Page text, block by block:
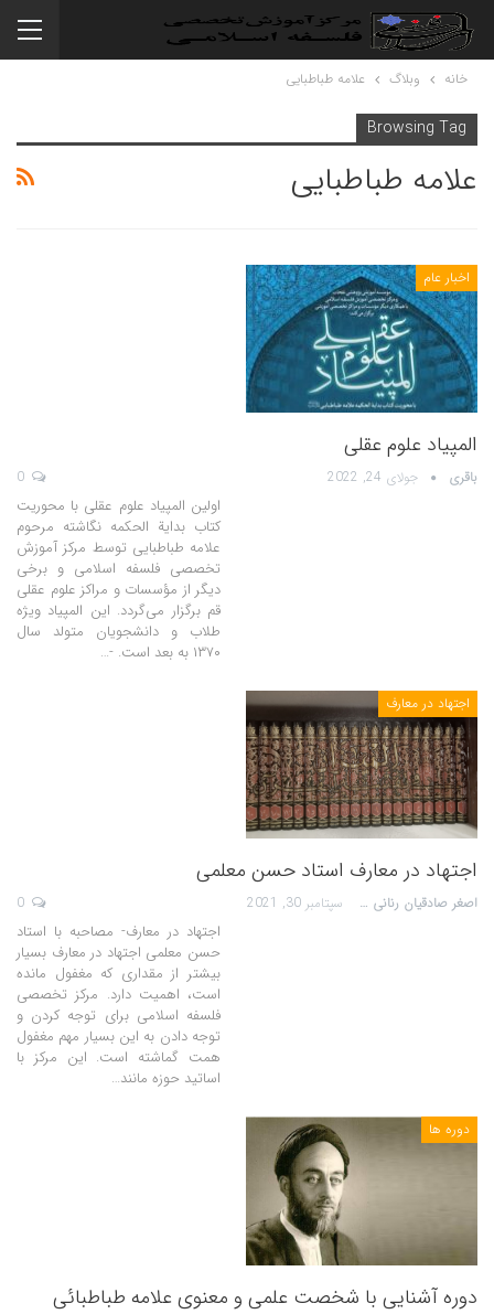
خانه وبلاگ علامه طباطبایی
Browsing Tag
علامه طباطبایی
اخبار عام
المپیاد علوم عقلی
باقری جولای 24, 2022
اولین المپیاد علوم عقلی با محوریت
کتاب بدایة الحکمه نگاشته مرحوم
علامه طباطبایی توسط مرکز آموزش
تخصصی فلسفه اسلامی و برخی
دیگر از مؤسسات و مراکز علوم عقلی
قم برگزار می‌گردد. این المپیاد ویژه
طلاب و دانشجویان متولد سال
۱۳۷۰ به بعد است. -…
اجتهاد در معارف
اجتهاد در معارف استاد حسن معلمی
اصغر صادقیان رنانی سپتامبر 30, 2021
اجتهاد در معارف- مصاحبه با استاد
حسن معلمی اجتهاد در معارف بسیار
بیشتر از مقداری که مغفول مانده
است، اهمیت دارد. مرکز تخصصی
فلسفه اسلامی برای توجه کردن و
توجه دادن به این بسیار مهم مغفول
همت گماشته است. این مرکز با
اساتید حوزه مانند…
دوره ها
دوره آشنایی با شخصت علمی و معنوی علامه طباطبائی